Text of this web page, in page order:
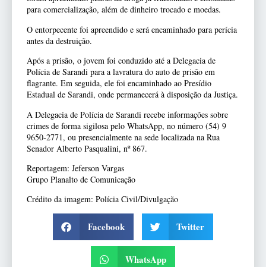
para comercialização, além de dinheiro trocado e moedas.
O entorpecente foi apreendido e será encaminhado para perícia
antes da destruição.
Após a prisão, o jovem foi conduzido até a Delegacia de
Polícia de Sarandi para a lavratura do auto de prisão em
flagrante. Em seguida, ele foi encaminhado ao Presídio
Estadual de Sarandi, onde permanecerá à disposição da Justiça.
A Delegacia de Polícia de Sarandi recebe informações sobre
crimes de forma sigilosa pelo WhatsApp, no número (54) 9
9650-2771, ou presencialmente na sede localizada na Rua
Senador Alberto Pasqualini, nº 867.
Reportagem: Jeferson Vargas
Grupo Planalto de Comunicação
Crédito da imagem: Polícia Civil/Divulgação
Facebook Twitter
WhatsApp